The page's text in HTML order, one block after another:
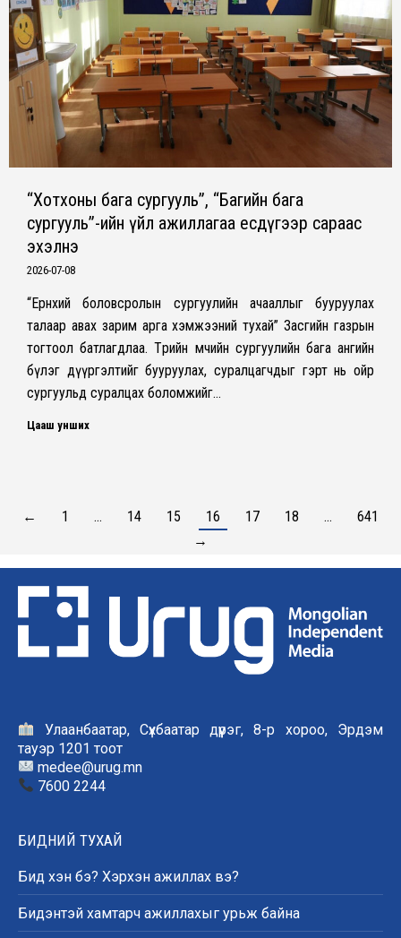
“Хотхоны бага сургууль”, “Багийн бага
сургууль”-ийн үйл ажиллагаа есдүгээр сараас
эхэлнэ
2026-07-08
“Ерөнхий боловсролын сургуулийн ачааллыг бууруулах
талаар авах зарим арга хэмжээний тухай” Засгийн газрын
тогтоол батлагдлаа. Төрийн өмчийн сургуулийн бага ангийн
бүлэг дүүргэлтийг бууруулах, суралцагчдыг гэрт нь ойр
сургуульд суралцах боломжийг…
Цааш унших
← 1 … 14 15 16 17 18 …
641
→
Улаанбаатар, Сүхбаатар дүүрэг, 8-р хороо, Эрдэм
тауэр 1201 тоот
medee@urug.mn
7600 2244
БИДНИЙ ТУХАЙ
Бид хэн бэ? Хэрхэн ажиллах вэ?
Бидэнтэй хамтарч ажиллахыг урьж байна